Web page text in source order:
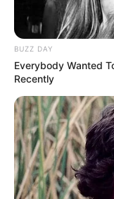
BUZZ DAY
Everybody Wanted
Recently